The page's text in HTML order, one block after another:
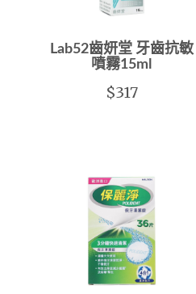
Lab52齒妍堂 牙齒抗敏
噴霧15ml
$317